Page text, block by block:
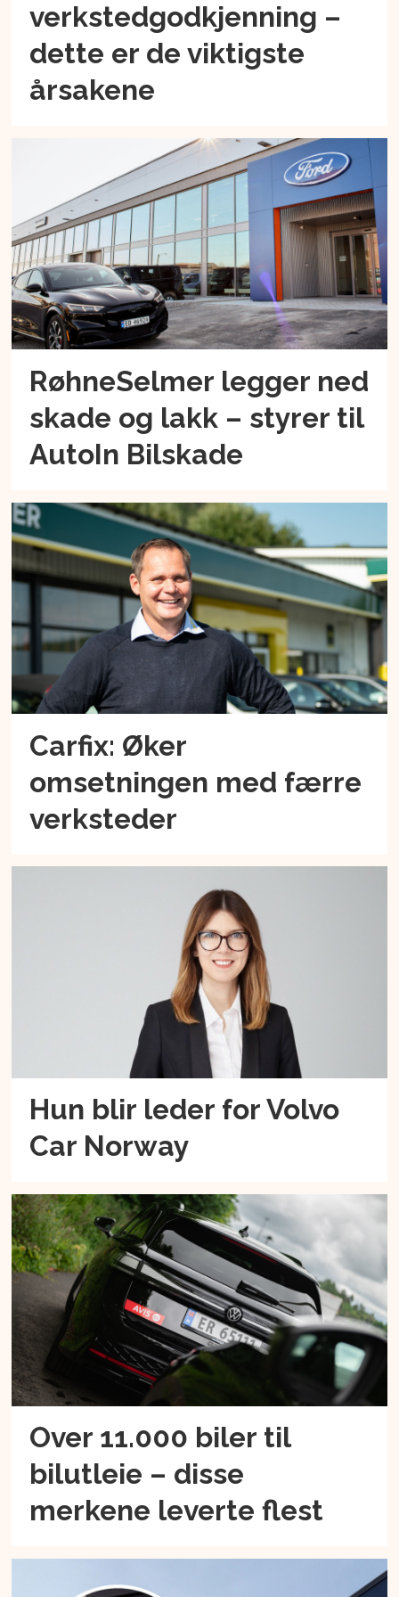
verkstedgodkjenning –
dette er de viktigste
årsakene
RøhneSelmer legger ned
skade og lakk – styrer til
AutoIn Bilskade
Carfix: Øker
omsetningen med færre
verksteder
Hun blir leder for Volvo
Car Norway
Over 11.000 biler til
bilutleie – disse
merkene leverte flest